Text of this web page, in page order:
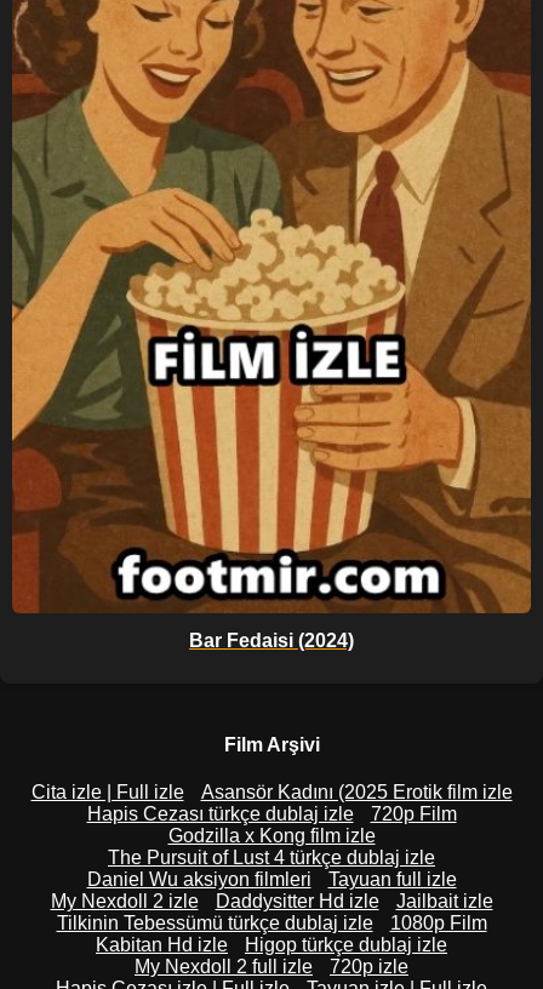
Bar Fedaisi (2024)
Film Arşivi
Cita izle | Full izle
Asansör Kadını (2025 Erotik film izle
Hapis Cezası türkçe dublaj izle
720p Film
Godzilla x Kong film izle
The Pursuit of Lust 4 türkçe dublaj izle
Daniel Wu aksiyon filmleri
Tayuan full izle
My Nexdoll 2 izle
Daddysitter Hd izle
Jailbait izle
Tilkinin Tebessümü türkçe dublaj izle
1080p Film
Kabitan Hd izle
Higop türkçe dublaj izle
My Nexdoll 2 full izle
720p izle